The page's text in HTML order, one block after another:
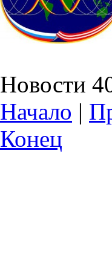
Новости
Начало |
Конец